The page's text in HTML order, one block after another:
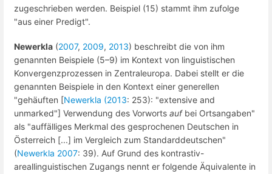
zugeschrieben werden. Beispiel (15) stammt ihm zufolge
"aus einer Predigt".
Newerkla (2007, 2009, 2013) beschreibt die von ihm
genannten Beispiele (5–9) im Kontext von linguistischen
Konvergenzprozessen in Zentraleuropa. Dabei stellt er die
genannten Beispiele in den Kontext einer generellen
"gehäuften [Newerkla (2013: 253): "extensive and
unmarked"] Verwendung des Vorworts aufbei Ortsangaben"
als "auffälliges Merkmal des gesprochenen Deutschen in
Österreich [...] im Vergleich zum Standarddeutschen"
(Newerkla 2007: 39). Auf Grund des kontrastiv-
areallinguistischen Zugangs nennt er folgende Äquivalente in